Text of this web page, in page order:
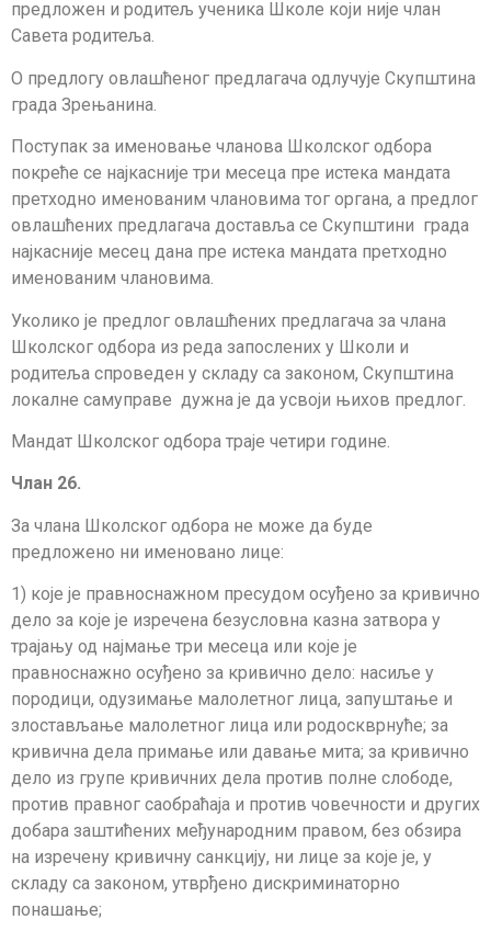
предложен и родитељ ученика Школе који није члан
Савета родитеља.
О предлогу овлашћеног предлагача одлучује Скупштина
града Зрењанина.
Поступак за именовање чланова Школског одбора
покреће се најкасније три месеца пре истека мандата
претходно именованим члановима тог органа, а предлог
овлашћених предлагача доставља се Скупштини града
најкасније месец дана пре истека мандата претходно
именованим члановима.
Уколико је предлог овлашћених предлагача за члана
Школског одбора из реда запослених у Школи и
родитеља спроведен у складу са законом, Скупштина
локалне самуправе дужна је да усвоји њихов предлог.
Мандат Школског одбора траје четири године.
Члан 26.
За члана Школског одбора не може да буде
предложено ни именовано лице:
1) које је правноснажном пресудом осуђено за кривично
дело за које је изре­че­на безусловна казна затвора у
трајању од најмање три месеца или које је
правноснажно осуђено за кривично дело: насиље у
породици, одузимање малолетног лица, запушта­ње и
злостављање малолетног лица или родоскврнуће; за
кривична дела примање или давање мита; за кривично
дело из групе кривичних дела против полне слободе,
против правног саобраћаја и против човечности и других
добара заштићених међународним правом, без обзира
на изречену кривичну санкцију, ни лице за које је, у
складу са законом, утврђено дискриминаторно
понашање;